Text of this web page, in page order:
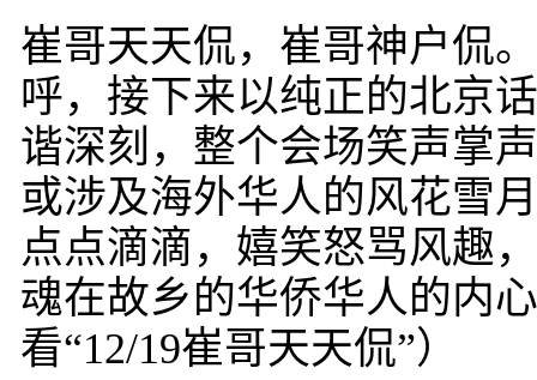
崔哥天天侃，崔哥神户侃
呼，接下来以纯正的北京
谐深刻，整个会场笑声掌
或涉及海外华人的风花雪
点点滴滴，嬉笑怒骂风趣
魂在故乡的华侨华人的内
看“12/19崔哥天天侃”）